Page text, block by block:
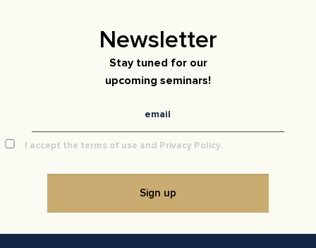
Newsletter
Stay tuned for our
upcoming seminars!
I accept the terms of use and Privacy Policy.